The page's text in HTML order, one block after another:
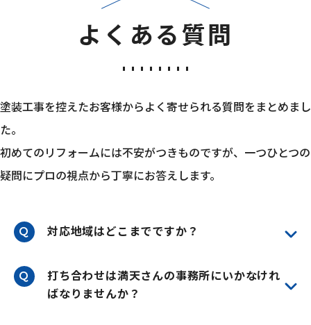
よくある質問
塗装工事を控えたお客様からよく寄せられる質問をまとめまし
た。
初めてのリフォームには不安がつきものですが、一つひとつの
疑問にプロの視点から丁寧にお答えします。
Q 対応地域はどこまでですか？
Q
打ち合わせは満天さんの事務所にいかなけれ
ばなりませんか？